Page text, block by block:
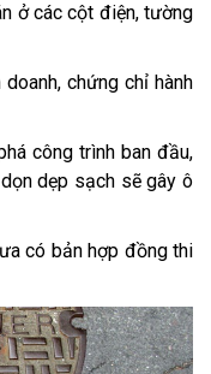
ở các cột điện, tường
chứng chỉ hành
công trình ban đầu,
dẹp sạch sẽ gây ô
có bản hợp đồng thi